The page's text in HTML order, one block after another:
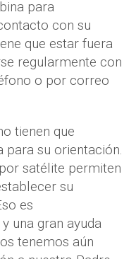
para
con su
que estar fuera
regularmente con
o por correo
tienen que
para su orientación.
satélite permiten
su
es
una gran ayuda
tenemos aún